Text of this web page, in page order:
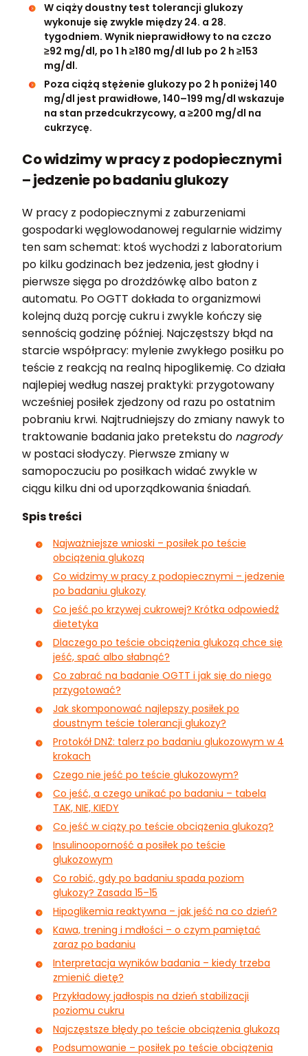
W ciąży doustny test tolerancji glukozy
wykonuje się zwykle między 24. a 28.
tygodniem. Wynik nieprawidłowy to na czczo
≥92 mg/dl, po 1 h ≥180 mg/dl lub po 2 h ≥153
mg/dl.
Poza ciążą stężenie glukozy po 2 h poniżej 140
mg/dl jest prawidłowe, 140–199 mg/dl wskazuje
na stan przedcukrzycowy, a ≥200 mg/dl na
cukrzycę.
Co widzimy w pracy z podopiecznymi
– jedzenie po badaniu glukozy
W pracy z podopiecznymi z zaburzeniami
gospodarki węglowodanowej regularnie widzimy
ten sam schemat: ktoś wychodzi z laboratorium
po kilku godzinach bez jedzenia, jest głodny i
pierwsze sięga po drożdżówkę albo baton z
automatu. Po OGTT dokłada to organizmowi
kolejną dużą porcję cukru i zwykle kończy się
sennością godzinę później. Najczęstszy błąd na
starcie współpracy: mylenie zwykłego posiłku po
teście z reakcją na realną hipoglikemię. Co działa
najlepiej według naszej praktyki: przygotowany
wcześniej posiłek zjedzony od razu po ostatnim
pobraniu krwi. Najtrudniejszy do zmiany nawyk to
traktowanie badania jako pretekstu do nagrody
w postaci słodyczy. Pierwsze zmiany w
samopoczuciu po posiłkach widać zwykle w
ciągu kilku dni od uporządkowania śniadań.
Spis treści
Najważniejsze wnioski – posiłek po teście
obciążenia glukozą
Co widzimy w pracy z podopiecznymi – jedzenie
po badaniu glukozy
Co jeść po krzywej cukrowej? Krótka odpowiedź
dietetyka
Dlaczego po teście obciążenia glukozą chce się
jeść, spać albo słabnąć?
Co zabrać na badanie OGTT i jak się do niego
przygotować?
Jak skomponować najlepszy posiłek po
doustnym teście tolerancji glukozy?
Protokół DNŻ: talerz po badaniu glukozowym w 4
krokach
Czego nie jeść po teście glukozowym?
Co jeść, a czego unikać po badaniu – tabela
TAK, NIE, KIEDY
Co jeść w ciąży po teście obciążenia glukozą?
Insulinooporność a posiłek po teście
glukozowym
Co robić, gdy po badaniu spada poziom
glukozy? Zasada 15–15
Hipoglikemia reaktywna – jak jeść na co dzień?
Kawa, trening i mdłości – o czym pamiętać
zaraz po badaniu
Interpretacja wyników badania – kiedy trzeba
zmienić dietę?
Przykładowy jadłospis na dzień stabilizacji
poziomu cukru
Najczęstsze błędy po teście obciążenia glukozą
Podsumowanie – posiłek po teście obciążenia